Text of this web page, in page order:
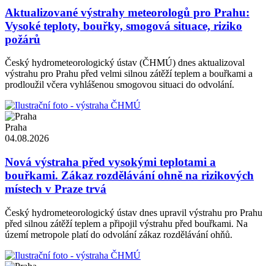
Aktualizované výstrahy meteorologů pro Prahu:
Vysoké teploty, bouřky, smogová situace, riziko
požárů
Český hydrometeorologický ústav (ČHMÚ) dnes aktualizoval
výstrahu pro Prahu před velmi silnou zátěží teplem a bouřkami a
prodloužil včera vyhlášenou smogovou situaci do odvolání.
Praha
04.08.2026
Nová výstraha před vysokými teplotami a
bouřkami. Zákaz rozdělávání ohně na rizikových
místech v Praze trvá
Český hydrometeorologický ústav dnes upravil výstrahu pro Prahu
před silnou zátěží teplem a připojil výstrahu před bouřkami. Na
území metropole platí do odvolání zákaz rozdělávání ohňů.